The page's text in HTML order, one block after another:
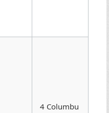
4 Columbu